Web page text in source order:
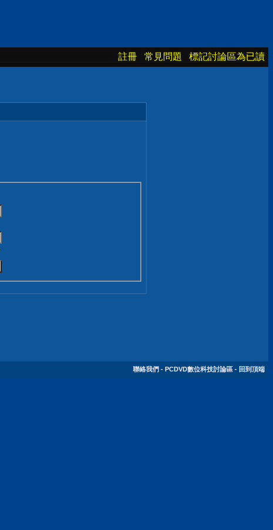
註冊 常見問題 標記討論區為已讀
聯絡我們 - PCDVD數位科技討論區 - 回到頂端